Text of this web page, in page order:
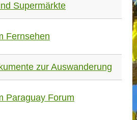
Supermärkte
Fernsehen
zur Auswanderung
Paraguay Forum